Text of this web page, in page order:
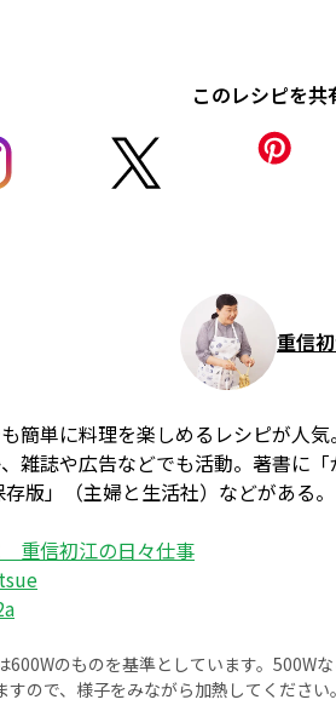
このレシピを共
重信
簡単に料理を楽しめるレシピが人
雑誌や広告などでも活動。著書に
存版」（主婦と生活社）などがある。
重信初江の日々仕事
のものを基準としています。500W
ので、様子をみながら加熱してください。